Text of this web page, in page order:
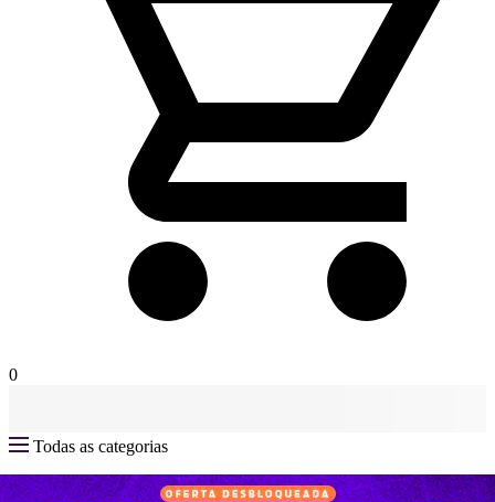
0
Todas as categorias